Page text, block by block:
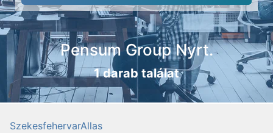
Pensum Group Nyrt.
1 darab találat
SzekesfehervarAllas